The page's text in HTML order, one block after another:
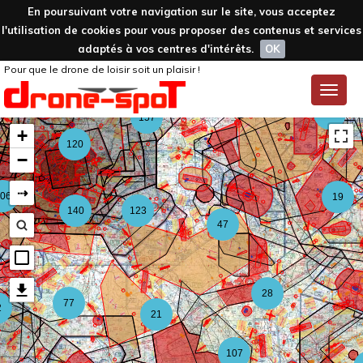
En poursuivant votre navigation sur le site, vous acceptez
l'utilisation de cookies pour vous proposer des contenus et services
adaptés à vos centres d'intérêts.
OK
Toggle
Pour que le drone de loisir soit un plaisir !
107
77
123
157
47
28
19
21
140
120
+
−
⇢